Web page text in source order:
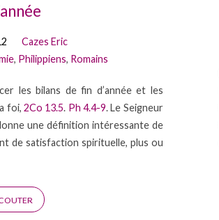
Cazes Eric
, Philippiens, Romains
les bilans de fin d’année et les
foi,2Co 13.5. Ph 4.4-9. Le Seigneur
une définition intéressante de
de satisfaction spirituelle, plus ou